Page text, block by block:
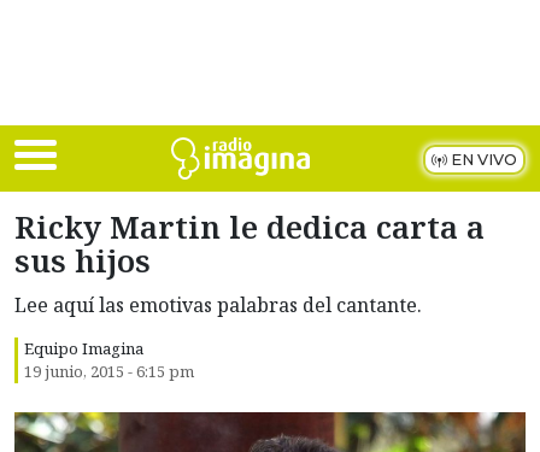
EN VIVO
Ricky Martin le dedica carta a
sus hijos
Lee aquí las emotivas palabras del cantante.
Equipo Imagina
19 junio, 2015 - 6:15 pm